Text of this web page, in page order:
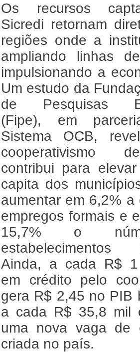
Os recursos
Sicredi retornam
regiões onde a
ampliando linhas
impulsionando a
Um estudo da
de Pesquisas
(Fipe), em
Sistema OCB,
cooperativismo
contribui para
capita dos
aumentar em 6,2% a
empregos formais e
15,7% o
estabelecimentos
Ainda, a cada R$ 1
em crédito pelo
gera R$ 2,45 no PIB
a cada R$ 35,8 mil
uma nova vaga de
criada no país.